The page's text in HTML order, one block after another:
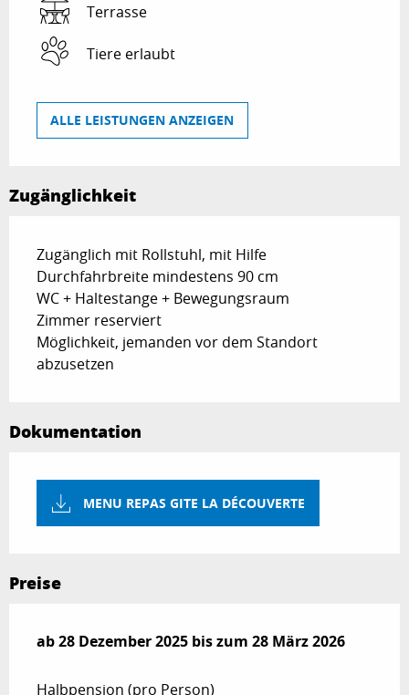
Terrasse
Tiere erlaubt
ALLE LEISTUNGEN ANZEIGEN
Zugänglichkeit
Zugänglich mit Rollstuhl, mit Hilfe
Durchfahrbreite mindestens 90 cm
WC + Haltestange + Bewegungsraum
Zimmer reserviert
Möglichkeit, jemanden vor dem Standort
abzusetzen
Dokumentation
MENU REPAS GITE LA DÉCOUVERTE
Preise
ab28 Dezember 2025 bis zum 28 März 2026
ab28 Dezember 2025 bis zum 28 März 2026
Halbpension (pro Person)